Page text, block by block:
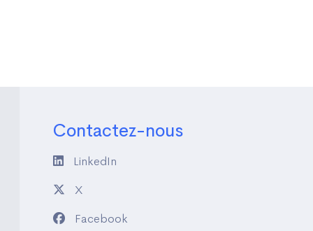
Contactez-nous
LinkedIn
X
Facebook